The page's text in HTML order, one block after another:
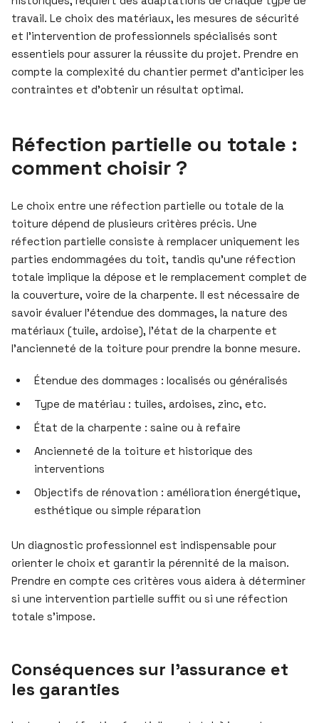
travail. Le choix des matériaux, les mesures de sécurité
et l’intervention de professionnels spécialisés sont
essentiels pour assurer la réussite du projet. Prendre en
compte la complexité du chantier permet d’anticiper les
contraintes et d’obtenir un résultat optimal.
Réfection partielle ou totale :
comment choisir ?
Le choix entre une réfection partielle ou totale de la
toiture dépend de plusieurs critères précis. Une
réfection partielle consiste à remplacer uniquement les
parties endommagées du toit, tandis qu’une réfection
totale implique la dépose et le remplacement complet de
la couverture, voire de la charpente. Il est nécessaire de
savoir évaluer l’étendue des dommages, la nature des
matériaux (tuile, ardoise), l’état de la charpente et
l’ancienneté de la toiture pour prendre la bonne mesure.
Étendue des dommages : localisés ou généralisés
Type de matériau : tuiles, ardoises, zinc, etc.
État de la charpente : saine ou à refaire
Ancienneté de la toiture et historique des
interventions
Objectifs de rénovation : amélioration énergétique,
esthétique ou simple réparation
Un diagnostic professionnel est indispensable pour
orienter le choix et garantir la pérennité de la maison.
Prendre en compte ces critères vous aidera à déterminer
si une intervention partielle suffit ou si une réfection
totale s’impose.
Conséquences sur l’assurance et
les garanties